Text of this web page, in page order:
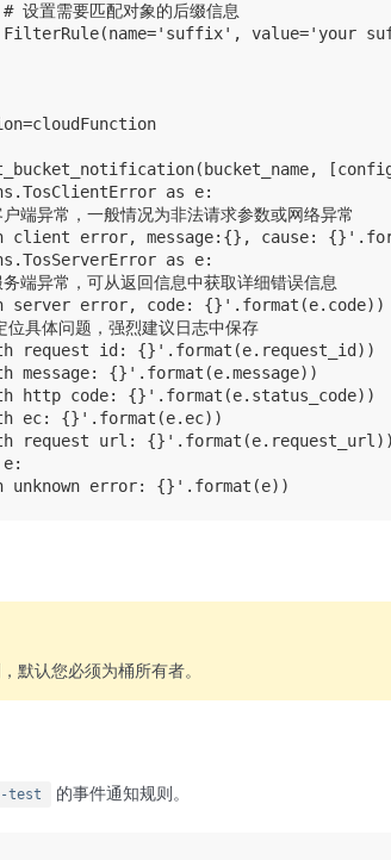
置需要匹配对象的后缀信息
value='your
as e:
端异常，一般情况为非法请求参数或网络异常
client error, message:{}, cause:
as e:
端异常，可从返回信息中获取详细错误信息
server error, code: {}'.format(e.code))
具体问题，强烈建议日志中保存
request id: {}'.format(e.request_id))
message: {}'.format(e.message))
http code: {}'.format(e.status_code))
ec: {}'.format(e.ec))
request url: {}'.format(e.request_url))
默认您必须为桶所有者。
test 的事件通知规则。